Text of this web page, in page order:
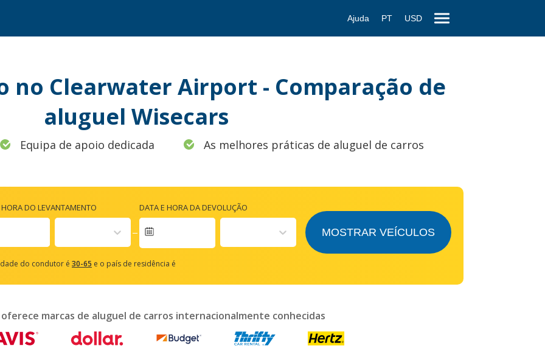
Ajuda PT USD
no Clearwater Airport - Comparação de
aluguel Wisecars
Equipa de apoio dedicada As melhores práticas de aluguel de carros
DO LEVANTAMENTO DATA E HORA DA DEVOLUÇÃO
do condutor é30-65 e o país de residência é
MOSTRAR VEÍCULOS
oferece marcas de aluguel de carros internacionalmente conhecidas